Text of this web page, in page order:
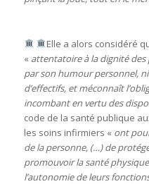
Elle a alors considéré
« attentatoire à la dignité
par son humour personnel,
d’effectifs, et méconnaît
incombant en vertu des
code de la santé publique
les soins infirmiers « ont
de la personne, (…) de
promouvoir la santé
l’autonomie de leurs